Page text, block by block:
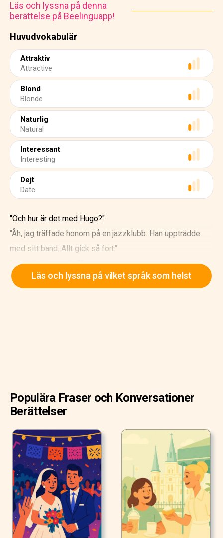
Huvudvokabulär
Attraktiv
Attractive
Blond
Blonde
Naturlig
Natural
Interessant
Interesting
Dejt
Date
Läs och lyssna på denna
berättelse på Beelinguapp!
"Och hur är det med Hugo?"
"Åh, jag träffade honom på en jazzklubb. Han uppträdde
med sitt band. Allt gick så fort."
"Hur bjöd han ut dig?"
"Jag hade gått på konserten med Andrea. Andreas bror
Läs och lyssna på vilket språk som helst
Populära Fraser och Konversationer
Berättelser